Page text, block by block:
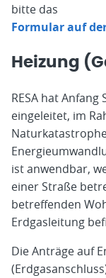
bitte das
Formular auf
Heizung
RESA hat
eingeleitet, im
ist anwendbar,
einer Straße
betreffenden
Erdgasleitung
Die Anträge auf